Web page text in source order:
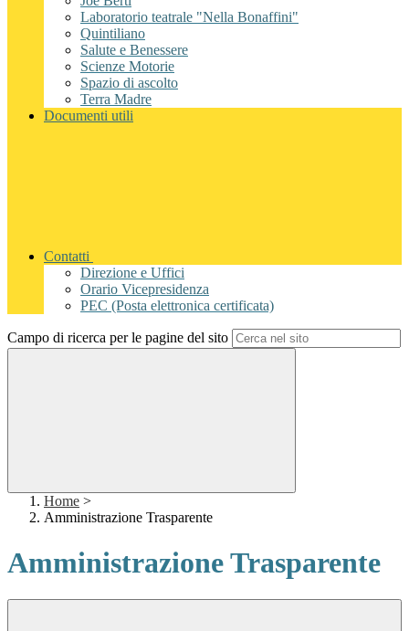
Laboratorio teatrale "Nella Bonaffini"
Quintiliano
Salute e Benessere
Scienze Motorie
Spazio di ascolto
Terra Madre
Documenti utili
Contatti
Direzione e Uffici
Orario Vicepresidenza
PEC (Posta elettronica certificata)
Campo di ricerca per le pagine del sito
Home >
Amministrazione Trasparente
Amministrazione Trasparente